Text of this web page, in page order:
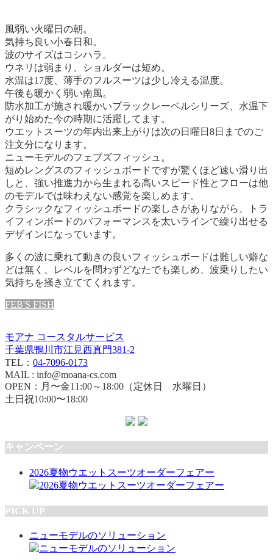
風弱い火曜日の朝。
気持ち良い小春日和。
波のサイズはコシハラ。
ウネリは弱まり、ショルダーは短め。
水温は17度、薄手のフルスーツは少し冷える温度。
午後も暖かく弱い南風。
防水加工が施され暖かいブラックレーベルシリーズ、水温下
がり始めた今の時期に活躍してます。
ウエットスーツの年内出来上がりは次の日曜日8日までのご
注文分になります。
ニューモデルのフェブズフィッシュ。
短めレングスのフィッシュボードですが驚くほど速い滑り出
しと、強い推進力から生まれる高いスピード性とフローは他
のモデルでは味わえない感覚を楽しめます。
クラシックなフィッシュボードの楽しさがありながら、トラ
イフィンボードのパフォーマンスを太いラインで繰り出せる
デザインになっています。
多くの波に乗れて動きの良いフィッシュボードは難しい癖な
どは無く、レベルを問わずどなたでも楽しめ、波乗りしたい
気持ちを掻き立ててくれます。
FEB'S FISH
モアナ コースタルサービス
千葉県鴨川市江見西真門381-2
TEL： 04-7096-0173
MAIL : info@moana-cs.com
OPEN：月〜金11:00～18:00（定休日 水曜日）
土日祝10:00〜18:00
キャンペーン
2026夏物ウエットスーツオーダーフェアー
PICK UP
ニューモデルのソリューション